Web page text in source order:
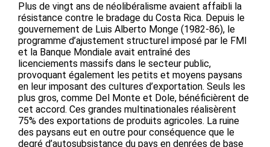
Plus de vingt ans de néolibéralisme avaient affaibli la
résistance contre le bradage du Costa Rica. Depuis le
gouvernement de Luis Alberto Monge (1982-86), le
programme d’ajustement structurel imposé par le FMI
et la Banque Mondiale avait entraîné des
licenciements massifs dans le secteur public,
provoquant également les petits et moyens paysans
en leur imposant des cultures d’exportation. Seuls les
plus gros, comme Del Monte et Dole, bénéficièrent de
cet accord. Ces grandes multinationales réalisèrent
75% des exportations de produits agricoles. La ruine
des paysans eut en outre pour conséquence que le
degré d’autosubsistance du pays en denrées de base